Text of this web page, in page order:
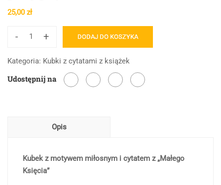
25,00zł
-
ilość
nie
polega
wzajemnie
się
przyglądać
+ DODAJ DO KOSZYKA
Kategoria: Kubki z cytatami z książek
Udostępnij na
Opis
Kubek z motywem miłosnym i cytatem z „Małego
Księcia”